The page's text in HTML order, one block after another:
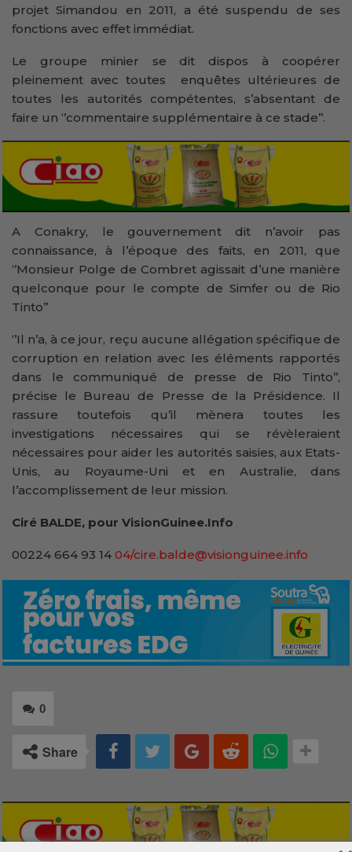
projet Simandou en 2011, a été suspendu de ses
fonctions avec effet immédiat.
Le groupe minier se dit dispos à coopérer
pleinement avec toutes enquêtes ultérieures de
toutes les autorités compétentes, s’absentant de
faire un ‘’commentaire supplémentaire à ce stade’’.
A Conakry, le gouvernement dit n’avoir pas
connaissance, à l’époque des faits, en 2011, que
‘’Monsieur Polge de Combret agissait d’une manière
quelconque pour le compte de Simfer ou de Rio
Tinto’’
‘’Il n’a, à ce jour, reçu aucune allégation spécifique de
corruption en relation avec les éléments rapportés
dans le communiqué de presse de Rio Tinto’’,
précise le Bureau de Presse de la Présidence. Il
rassure toutefois qu’il mènera toutes les
investigations nécessaires qui se révèleraient
nécessaires pour aider les autorités saisies, aux Etats-
Unis, au Royaume-Uni et en Australie, dans
l’accomplissement de leur mission.
Ciré BALDE, pour VisionGuinee.Info
00224 664 93 14 04/cire.balde@visionguinee.info
0
Share